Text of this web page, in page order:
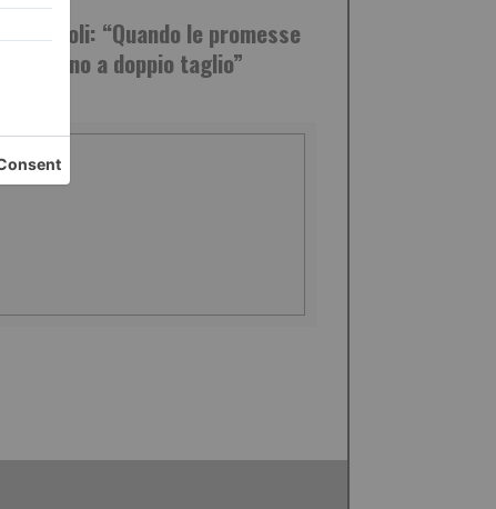
Napoli: “Quando le promesse
sono a doppio taglio”